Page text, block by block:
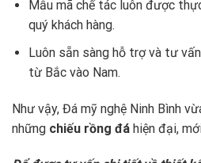
Mẫu mã chế tác luôn được
quý khách hàng.
Luôn sẵn sàng hỗ trợ và tư
từ Bắc vào Nam.
Như vậy, Đá mỹ nghệ Ninh Bình
những chiếu rồng đá hiện đại,